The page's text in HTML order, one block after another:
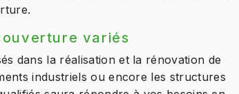
variés
dans la réalisation et la rénovation de
industriels ou encore les structures